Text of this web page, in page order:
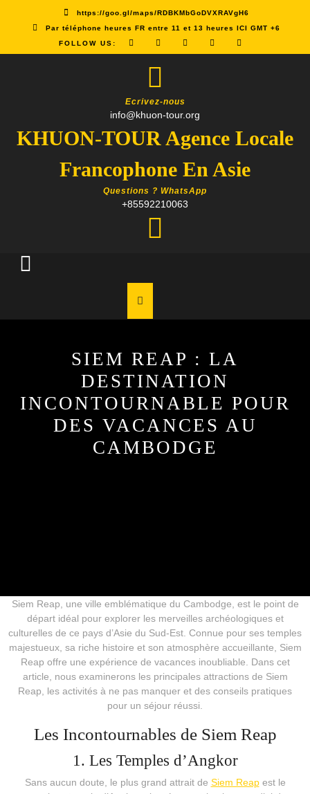
https://goo.gl/maps/RDBKMbGoDVXRAVgH6
Par téléphone heures FR entre 11 et 13 heures ICI GMT +6
FOLLOW US:
Ecrivez-nous
info@khuon-tour.org
KHUON-TOUR Agence Locale
Francophone En Asie
Questions ? WhatsApp
+85592210063
Button
SIEM REAP : LA
DESTINATION
INCONTOURNABLE POUR
DES VACANCES AU
CAMBODGE
Siem Reap, une ville emblématique du Cambodge, est le point de
départ idéal pour explorer les merveilles archéologiques et
culturelles de ce pays d’Asie du Sud-Est. Connue pour ses temples
majestueux, sa riche histoire et son atmosphère accueillante, Siem
Reap offre une expérience de vacances inoubliable. Dans cet
article, nous examinerons les principales attractions de Siem
Reap, les activités à ne pas manquer et des conseils pratiques
pour un séjour réussi.
Les Incontournables de Siem Reap
1. Les Temples d’Angkor
Sans aucun doute, le plus grand attrait de Siem Reapest le